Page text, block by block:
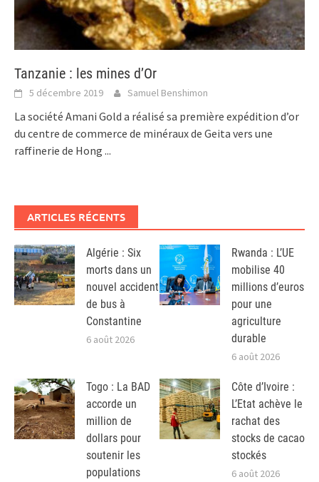
Tanzanie : les mines d’Or
5 décembre 2019 Samuel Benshimon
La société Amani Gold a réalisé sa première expédition d’or
du centre de commerce de minéraux de Geita vers une
raffinerie de Hong ...
ARTICLES RÉCENTS
Algérie : Six
morts dans un
nouvel accident
de bus à
Constantine
6 août 2026
Rwanda : L’UE
mobilise 40
millions d’euros
pour une
agriculture
durable
6 août 2026
Togo : La BAD
accorde un
million de
dollars pour
soutenir les
populations
Côte d’Ivoire :
L’Etat achève le
rachat des
stocks de cacao
stockés
6 août 2026